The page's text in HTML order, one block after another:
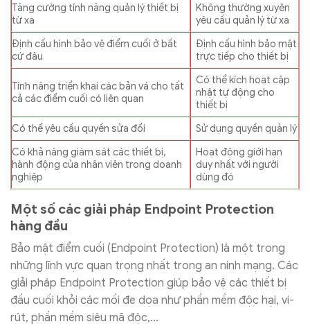
Tăng cường tính năng quản lý thiết bị
từ xa
Không thường xuyên
yêu cầu quản lý từ xa
Định cấu hình bảo vệ điểm cuối ở bất
cứ đâu
Định cấu hình bảo mật
trực tiếp cho thiết bị
Tính năng triển khai các bản vá cho tất
cả các điểm cuối có liên quan
Có thể kích hoạt cập
nhật tự động cho
thiết bị
Có thể yêu cầu quyền sửa đổi
Sử dụng quyền quản lý
Có khả năng giám sát các thiết bị,
hành động của nhân viên trong doanh
nghiệp
Hoạt động giới hạn
duy nhất với người
dùng đó
Một số các giải pháp Endpoint Protection
hàng đầu
Bảo mật điểm cuối (Endpoint Protection) là một trong
những lĩnh vực quan trọng nhất trong an ninh mạng. Các
giải pháp Endpoint Protection giúp bảo vệ các thiết bị
đầu cuối khỏi các mối đe dọa như phần mềm độc hại, vi-
rút, phần mềm siêu mã độc,…